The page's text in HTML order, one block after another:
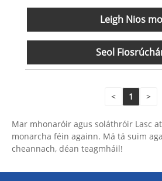
Leigh Nios mo
Seol
< 1 >
Mar mhonaróir agus soláthróir Lasc
monarcha féin againn. Má tá suim
cheannach, déan teagmháil!